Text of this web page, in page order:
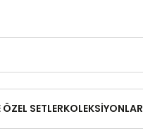
SETLERKOLEKSİYONLAR
₺349,95